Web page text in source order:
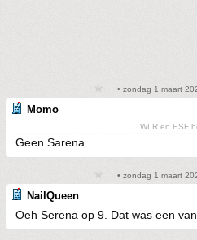
• zondag 1 maart
Momo
WLR en ESF
Geen Sarena
• zondag 1 maart
NailQueen
Oeh Serena op 9. Dat was een